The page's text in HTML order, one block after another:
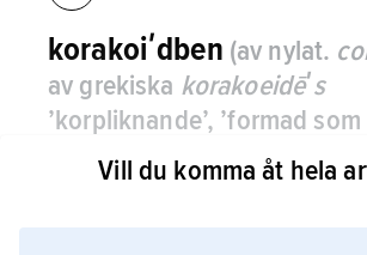
korakoiʹdben (av nylat.
av grekiska korakoeidēʹs
’korpliknande’, ’formad som
korpnäbb’, av
koʹrax’korp’
’-formad’, ’-liknande’) ,
Vill du komma åt hela